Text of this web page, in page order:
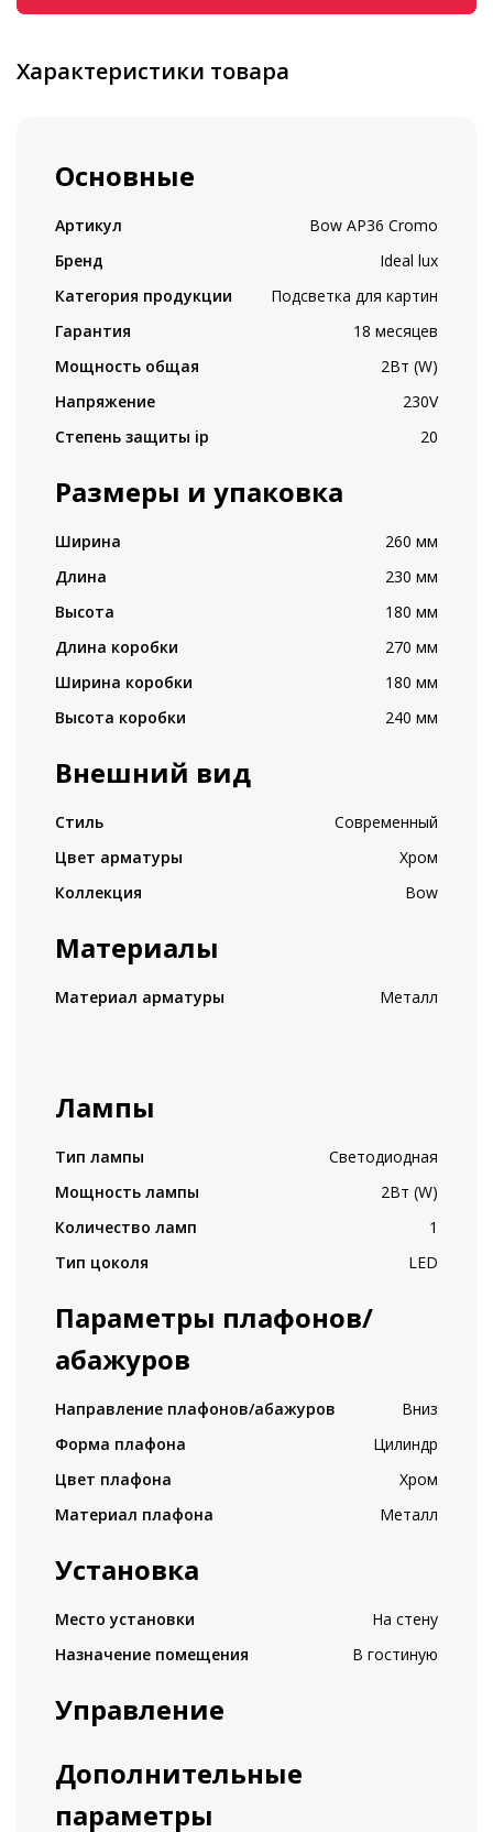
Характеристики товара
Основные
Артикул
Bow AP36 Cromo
Бренд
Ideal lux
Категория продукции
Подсветка для картин
Гарантия
18 месяцев
Мощность общая
2Вт (W)
Напряжение
230V
Степень защиты ip
20
Размеры и упаковка
Ширина
260 мм
Длина
230 мм
Высота
180 мм
Длина коробки
270 мм
Ширина коробки
180 мм
Высота коробки
240 мм
Внешний вид
Стиль
Современный
Цвет арматуры
Хром
Коллекция
Bow
Материалы
Материал арматуры Металл
Лампы
Тип лампы
Светодиодная
Мощность лампы
2Вт (W)
Количество ламп
1
Тип цоколя
LED
Параметры плафонов/
абажуров
Направление плафонов/абажуров
Вниз
Форма плафона
Цилиндр
Цвет плафона
Хром
Материал плафона
Металл
Установка
Место установки
На стену
Назначение помещения
В гостиную
Управление
Дополнительные
параметры